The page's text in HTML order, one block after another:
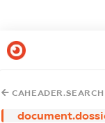
CAHEADER.SEARCH